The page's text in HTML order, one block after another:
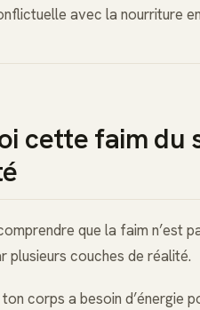
avec la nourriture
cette faim du
que la faim n’est
plusieurs couches de réalité.
corps a besoin d’énergie